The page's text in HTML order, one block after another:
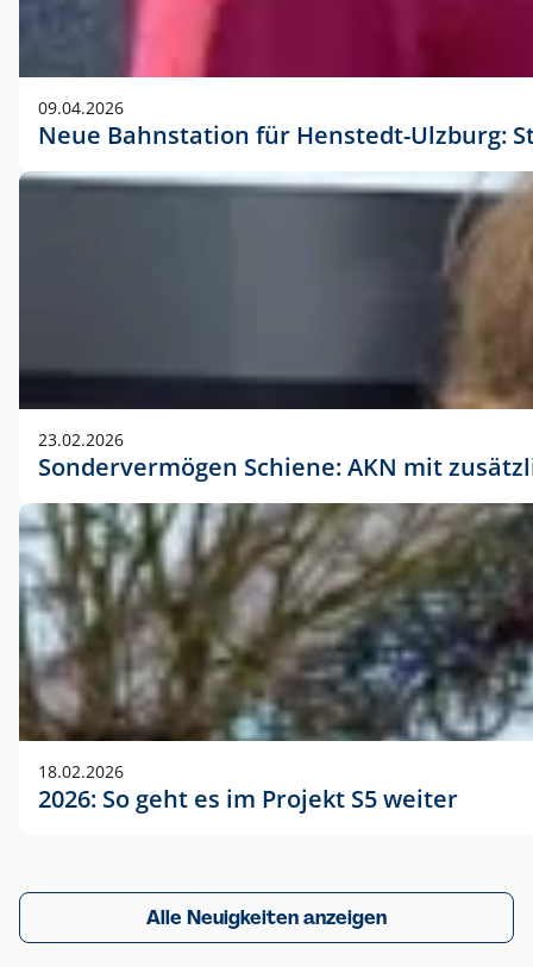
09.04.2026
Neue Bahnstation für Henstedt-Ulzburg:
23.02.2026
Sondervermögen Schiene: AKN mit
18.02.2026
2026: So geht es im Projekt S5 weiter
Alle Neuigkeiten anzeigen